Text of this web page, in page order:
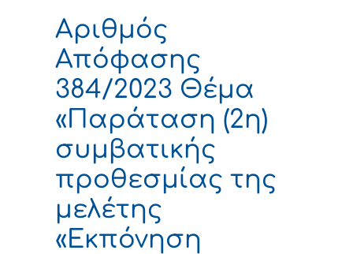
Αριθμός
Απόφασης
384/2023 Θέμα
«Παράταση (2η)
συμβατικής
προθεσμίας της
μελέτης
«Εκπόνηση